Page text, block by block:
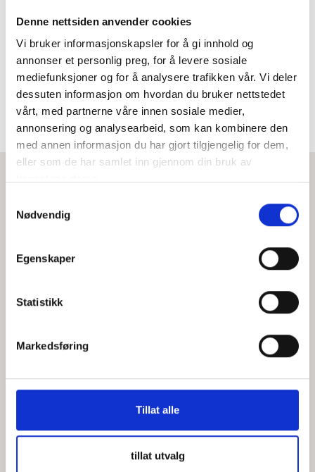
Denne nettsiden anvender cookies
Vi bruker informasjonskapsler for å gi innhold og
annonser et personlig preg, for å levere sosiale
mediefunksjoner og for å analysere trafikken vår. Vi deler
dessuten informasjon om hvordan du bruker nettstedet
vårt, med partnerne våre innen sosiale medier,
annonsering og analysearbeid, som kan kombinere den
med annen informasjon du har gjort tilgjengelig for dem,
eller som de har samlet inn gjennom din bruk av
Nødvendig
Egenskaper
Statistikk
Markedsføring
Tillat alle
tillat utvalg
sødme, aroma og samtidig frisk syre. Klimaet er som
ved Middelhavet, og temperaturen blir sjelden over 30
grader.
Distrikt i Chile
Dalen har navn etter den høyeste toppen i Sør-